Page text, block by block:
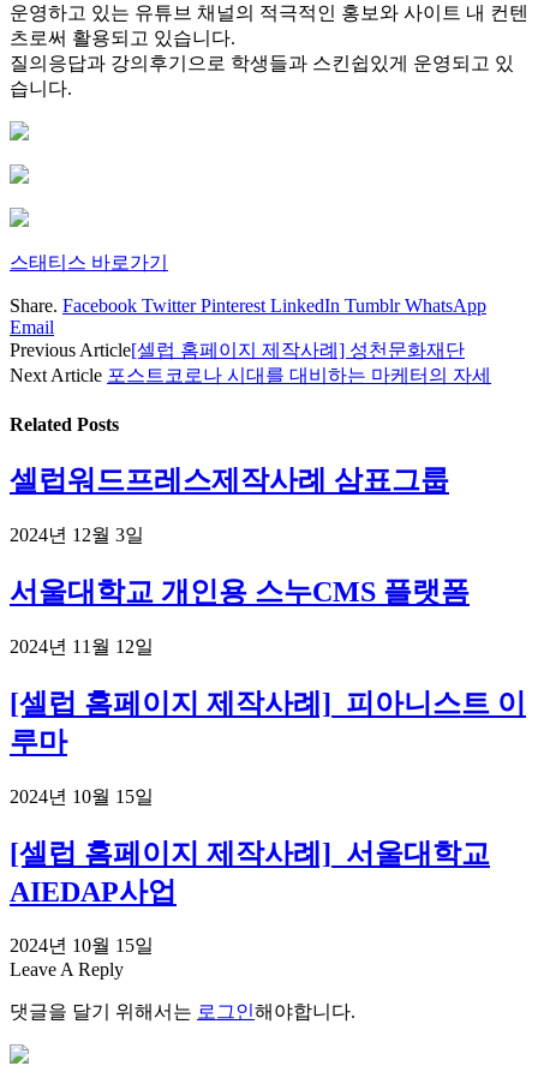
운영하고 있는 유튜브 채널의 적극적인 홍보와 사이트 내 컨텐
츠로써 활용되고 있습니다.
질의응답과 강의후기으로 학생들과 스킨쉽있게 운영되고 있
습니다.
스태티스 바로가기
Share. Facebook Twitter Pinterest LinkedIn Tumblr WhatsApp
Email
Previous Article[셀럽 홈페이지 제작사례] 성천문화재단
Next Article 포스트코로나 시대를 대비하는 마케터의 자세
Related Posts
셀럽워드프레스제작사례 삼표그룹
2024년 12월 3일
서울대학교 개인용 스누CMS 플랫폼
2024년 11월 12일
[셀럽 홈페이지 제작사례]_피아니스트 이
루마
2024년 10월 15일
[셀럽 홈페이지 제작사례]_서울대학교
AIEDAP사업
2024년 10월 15일
Leave A Reply
댓글을 달기 위해서는 로그인해야합니다.